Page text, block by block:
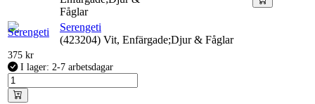
Fåglar
Serengeti
(423204) Vit, Enfärgade;Djur & Fåglar
375 kr
I lager: 2-7 arbetsdagar